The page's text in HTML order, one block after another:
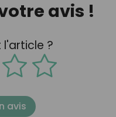
avis !
?
avis